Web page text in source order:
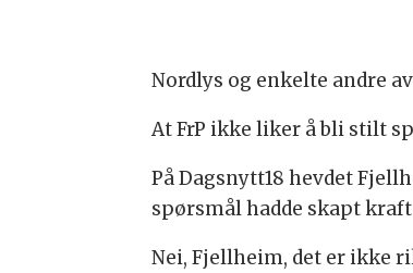
Nordlys og enkelte andre
At FrP ikke liker å bli stilt
På Dagsnytt18 hevdet
spørsmål hadde skapt
Nei, Fjellheim, det er ikke